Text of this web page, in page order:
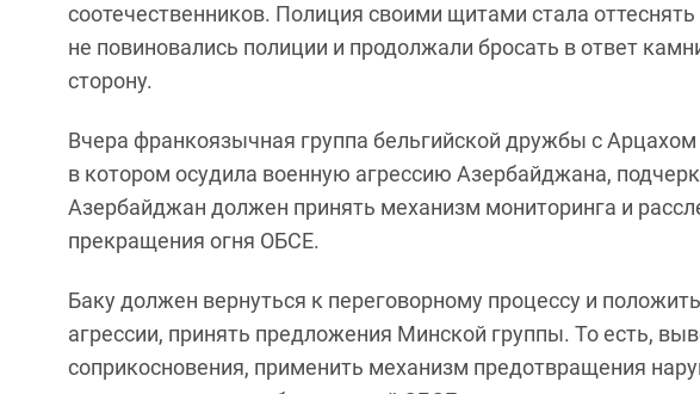
соотечественников. Полиция своими щитами стала
не повиновались полиции и продолжали бросать в ответ
сторону.
Вчера франкоязычная группа бельгийской дружбы с
в котором осудила военную агрессию Азербайджана,
Азербайджан должен принять механизм мониторинга и
прекращения огня ОБСЕ.
Баку должен вернуться к переговорному процессу и
агрессии, принять предложения Минской группы. То есть,
соприкосновения, применить механизм предотвращения